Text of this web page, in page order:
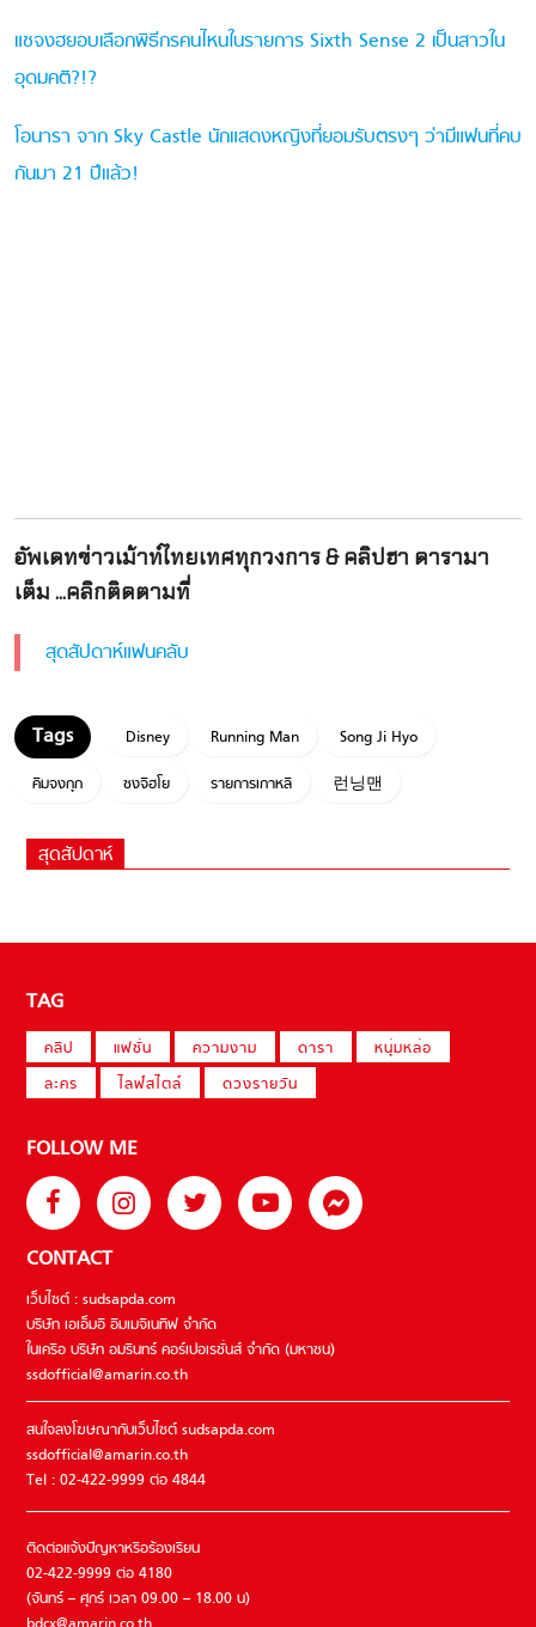
แชจงฮยอบเลือกพิธีกรคนไหนในรายการ Sixth Sense 2 เป็นสาวใน
อุดมคติ?!?
โอนารา จาก Sky Castle นักแสดงหญิงที่ยอมรับตรงๆ ว่ามีแฟนที่คบ
กันมา 21 ปีแล้ว!
อัพเดทข่าวเม้าท์ไทยเทศทุกวงการ & คลิปฮา ดารามา
เต็ม ...คลิกติดตามที่
สุดสัปดาห์แฟนคลับ
Disney Running Man
Song Ji Hyo
คิมจงกุก
ซงจีฮโย รายการเกาหลี 런닝맨
สุดสัปดาห์
TAG
คลิป แฟชั่น ความงาม ดารา
หนุ่มหล่อ
ละคร
ไลฟ์สไตล์ ดวงรายวัน
FOLLOW ME
CONTACT
เว็บไซต์ : sudsapda.com
บริษัท เอเอ็มอี อิมเมจิเนทีฟ จำกัด
ในเครือ บริษัท อมรินทร์ คอร์เปอเรชั่นส์ จำกัด (มหาชน)
ssdofficial@amarin.co.th
สนใจลงโฆษณากับเว็บไซต์ sudsapda.com
ssdofficial@amarin.co.th
Tel : 02-422-9999 ต่อ 4844
ติดต่อแจ้งปัญหาหรือร้องเรียน
02-422-9999 ต่อ 4180
(จันทร์ – ศุกร์ เวลา 09.00 – 18.00 น)